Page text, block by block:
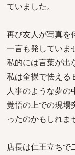
ていました。
再び友人が写真を
一言も発していま
私的には言葉が出
私は全裸で怯える
人事のような夢の
覚悟の上での現場
ったのかもしれま
店長は仁王立ちで